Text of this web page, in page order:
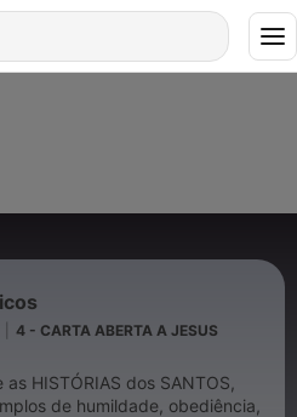
4 - CARTA ABERTA A JESUS
HISTÓRIAS dos SANTOS,
de humildade, obediência,